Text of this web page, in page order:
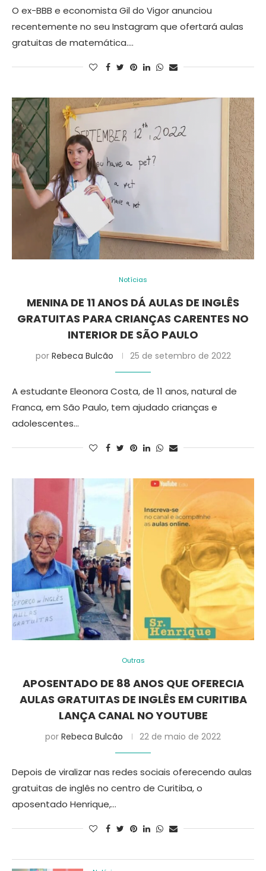
O ex-BBB e economista Gil do Vigor anunciou
recentemente no seu Instagram que ofertará aulas
gratuitas de matemática.…
Notícias
MENINA DE 11 ANOS DÁ AULAS DE INGLÊS
GRATUITAS PARA CRIANÇAS CARENTES NO
INTERIOR DE SÃO PAULO
por Rebeca Bulcão 25 de setembro de 2022
A estudante Eleonora Costa, de 11 anos, natural de
Franca, em São Paulo, tem ajudado crianças e
adolescentes…
Outras
APOSENTADO DE 88 ANOS QUE OFERECIA
AULAS GRATUITAS DE INGLÊS EM CURITIBA
LANÇA CANAL NO YOUTUBE
por Rebeca Bulcão 22 de maio de 2022
Depois de viralizar nas redes sociais oferecendo aulas
gratuitas de inglês no centro de Curitiba, o
aposentado Henrique,…